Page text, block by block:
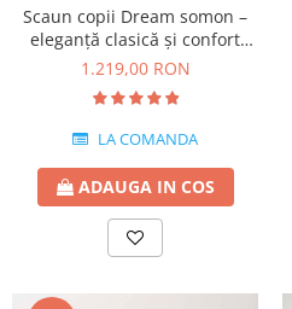
Scaun copii Dream somon –
eleganță clasică și confort
premium
1.219,00 RON
LA COMANDA
ADAUGA IN COS